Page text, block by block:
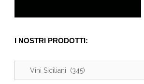
I NOSTRI PRODOTTI: